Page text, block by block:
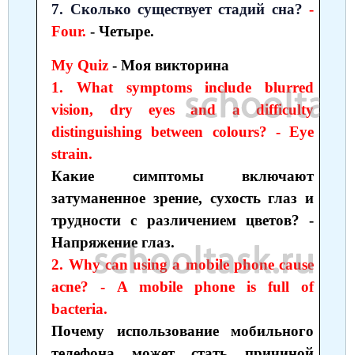
7. Сколько существует стадий сна? -
Four.- Четыре.
My Quiz - Моя викторина
1. What symptoms include blurred
vision, dry eyes and a difficulty
distinguishing between colours? - Eye
strain.
Какие симптомы включают
затуманенное зрение, сухость глаз и
трудности с различением цветов? -
Напряжение глаз.
2. Why can using a mobile phone cause
acne? - A mobile phone is full of
bacteria.
Почему использование мобильного